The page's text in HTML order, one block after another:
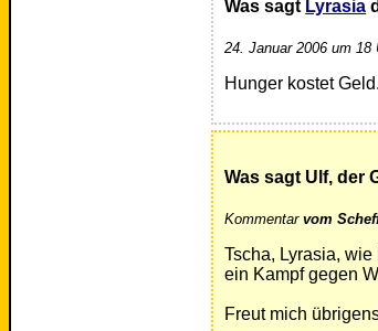
Was sagt Lyrasia
24. Januar 2006 um 18
Hunger kostet
Was sagt Ulf, der
Kommentarvom
Tscha, Lyrasia,
ein Kampf gegen
Freut mich